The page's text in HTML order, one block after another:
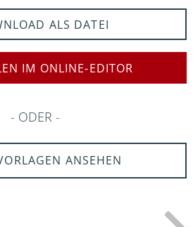
ALS DATEI
IM ONLINE-EDITOR
ODER
ANSEHEN